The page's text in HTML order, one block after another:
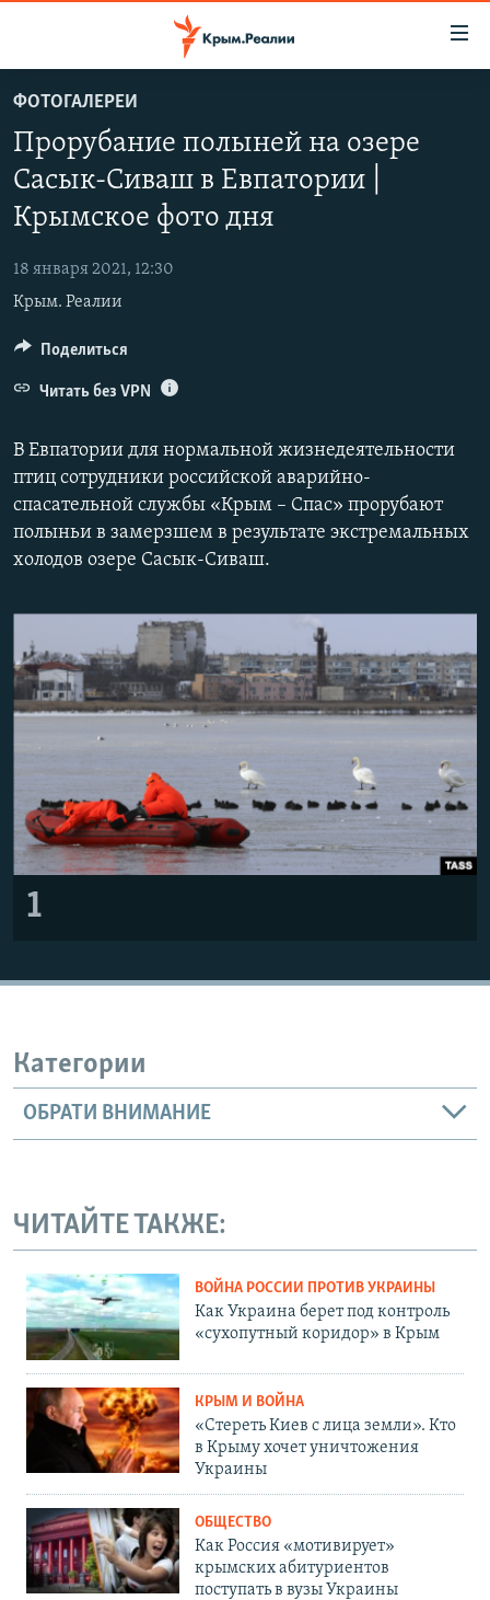
основному
содержанию
навигации
Вернутся
поиску
СПЕЦПРОЕКТЫ
КАРТА ВОЕННЫХ ОБЪЕКТОВ КРЫМА
11 ЛЕТ ОККУПАЦИИ КРЫМА. 11 ИСТОРИЙ СОПРОТИВЛЕНИЯ
ВОДА
ИСТОРИЯ
ЕЩЕ
ИНФОГРАФИКА
ТЕЛЕПРОЕКТ КРЫМ.РЕАЛИИ
ПРОПАВШИЕ БЕЗ ВЕСТИ
ПОБЕДИТЕЛЕЙ НЕ СУДЯТ?
КРЫМ.НЕПОКОРЕННЫЙ
УКРАИНСКАЯ ПРОБЛЕМА КРЫМА
РАДІО СВОБОДА
КАК ОБОЙТИ БЛОКИРОВКУ
Qırımtatar
ПРИСОЕДИНЯЙТЕСЬ!
Все сайты RFE/RL
ФОТОГАЛЕРЕИ
Прорубание полыней на озере
Сасык-Сиваш в Евпатории |
Крымское фото дня
18 января 2021, 12:30
Крым. Реалии
В Евпатории для нормальной жизнедеятельности
птиц сотрудники российской аварийно-
спасательной службы «Крым – Спас» прорубают
полыньи в замерзшем в результате экстремальных
холодов озере Сасык-Сиваш.
1
Поделиться
Читать без VPN
Категории
ОБРАТИ ВНИМАНИЕ
ЧИТАЙТЕ ТАКЖЕ:
ВОЙНА РОССИИ ПРОТИВ УКРАИНЫ
Как Украина берет под контроль
«сухопутный коридор» в Крым
КРЫМ И ВОЙНА
«Стереть Киев с лица земли». Кто
в Крыму хочет уничтожения
Украины
ОБЩЕСТВО
Как Россия «мотивирует»
крымских абитуриентов
поступать в вузы Украины